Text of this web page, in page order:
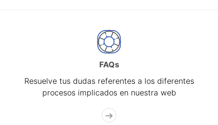
FAQs
Resuelve tus dudas referentes a los diferentes
procesos implicados en nuestra web